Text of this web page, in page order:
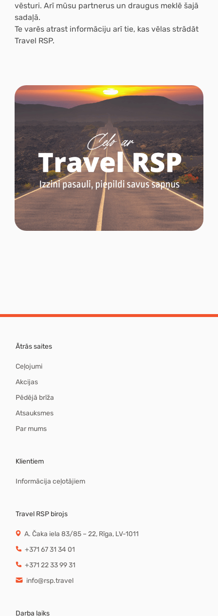
vēsturi. Arī mūsu partnerus un draugus meklē šajā
sadaļā.
Te varēs atrast informāciju arī tie, kas vēlas strādāt
Travel RSP.
Ātrās saites
Ceļojumi
Akcijas
Pēdējā brīža
Atsauksmes
Par mums
Klientiem
Informācija ceļotājiem
Travel RSP birojs
A. Čaka iela 83/85 – 22, Rīga, LV-1011
+371 67 31 34 01
+371 22 33 99 31
info@rsp.travel
Darba laiks